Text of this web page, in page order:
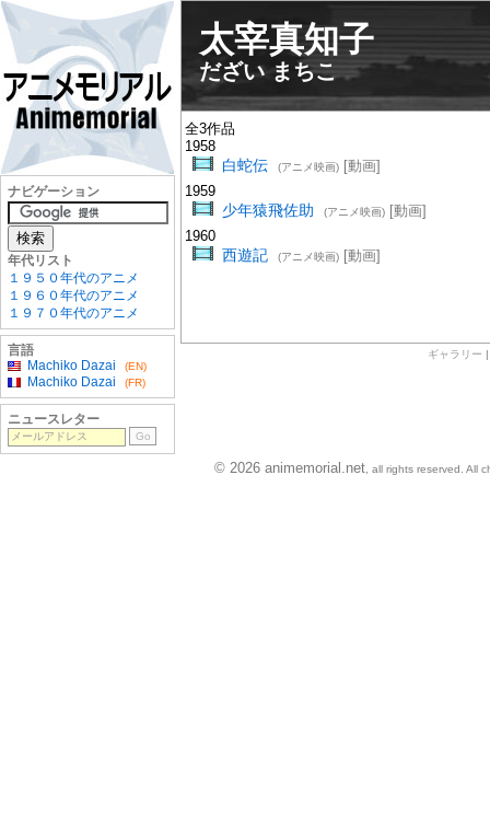
太宰真知子
だざい まちこ
全3作品
1958
白蛇伝 (アニメ映画)[動画]
1959
少年猿飛佐助 (アニメ映画)[動画]
1960
西遊記 (アニメ映画)[動画]
ギャラリー
ナビゲーション
年代リスト
１９５０年代のアニメ
１９６０年代のアニメ
１９７０年代のアニメ
言語
Machiko Dazai
(EN)
Machiko Dazai (FR)
ニュースレター
© 2026 animemorial.net , all rights reserved. All